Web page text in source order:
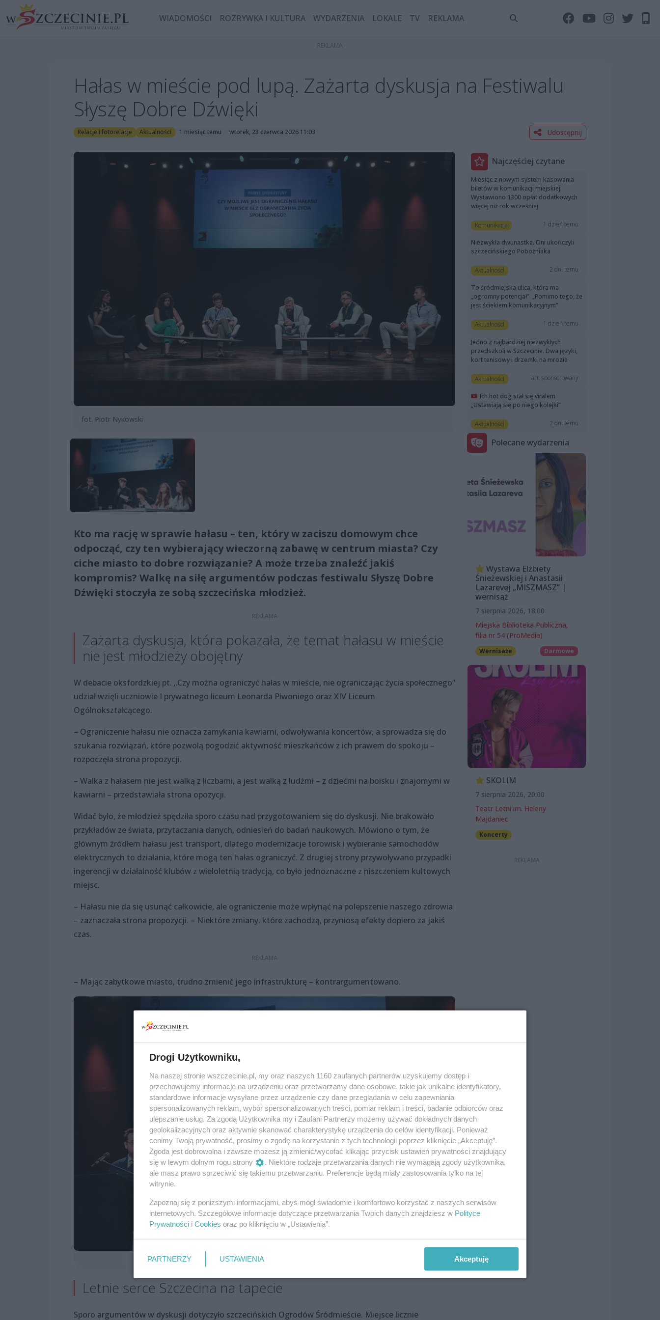
WIADOMOŚCI ROZRYWKA I KULTURA WYDARZENIA LOKALE TV REKLAMA
Hałas w mieście pod lupą. Zażarta dyskusja na Festiwalu
Słyszę Dobre Dźwięki
Relacje i fotorelacje Aktualności 1 miesiąc temu wtorek, 23 czerwca 2026 11:03 Udostępnij
fot. Piotr Nykowski
Kto ma rację w sprawie hałasu – ten, który w zaciszu domowym chce
odpocząć, czy ten wybierający wieczorną zabawę w centrum miasta? Czy
ciche miasto to dobre rozwiązanie? A może trzeba znaleźć jakiś
kompromis? Walkę na siłę argumentów podczas festiwalu Słyszę Dobre
Dźwięki stoczyła ze sobą szczecińska młodzież.
Zażarta dyskusja, która pokazała, że temat hałasu w mieście
nie jest młodzieży obojętny
W debacie oksfordzkiej pt. „Czy można ograniczyć hałas w mieście, nie ograniczając życia społecznego”
udział wzięli uczniowie I prywatnego liceum Leonarda Piwoniego oraz XIV Liceum
Ogólnokształcącego.
– Ograniczenie hałasu nie oznacza zamykania kawiarni, odwoływania koncertów, a sprowadza się do
szukania rozwiązań, które pozwolą pogodzić aktywność mieszkańców z ich prawem do spokoju –
rozpoczęła strona propozycji.
– Walka z hałasem nie jest walką z liczbami, a jest walką z ludźmi – z dziećmi na boisku i znajomymi w
kawiarni – przedstawiała strona opozycji.
Widać było, że młodzież spędziła sporo czasu nad przygotowaniem się do dyskusji. Nie brakowało
przykładów ze świata, przytaczania danych, odniesień do badań naukowych. Mówiono o tym, że
głównym źródłem hałasu jest transport, dlatego modernizacje torowisk i wybieranie samochodów
elektrycznych to działania, które mogą ten hałas ograniczyć. Z drugiej strony przywoływano przypadki
ingerencji w działalność klubów z wieloletnią tradycją, co było jednoznaczne z niszczeniem kultowych
miejsc.
– Hałasu nie da się usunąć całkowicie, ale ograniczenie może wpłynąć na polepszenie naszego zdrowia
– zaznaczała strona propozycji. – Niektóre zmiany, które zachodzą, przyniosą efekty dopiero za jakiś
czas.
– Mając zabytkowe miasto, trudno zmienić jego infrastrukturę – kontrargumentowano.
fot. Piotr Nykowski
Letnie serce Szczecina na tapecie
Sporo argumentów w dyskusji dotyczyło szczecińskich Ogrodów Śródmieście. Miejsce licznie
Najczęściej czytane
Miesiąc z nowym system kasowania
biletów w komunikacji miejskiej.
Wystawiono 1300 opłat dodatkowych
więcej niż rok wcześniej
Komunikacja 1 dzień temu
Niezwykła dwunastka. Oni ukończyli
szczecińskiego Pobożniaka
Aktualności 2 dni temu
To śródmiejska ulica, która ma
„ogromny potencjał”. „Pomimo tego, że
jest ściekiem komunikacyjnym”
Aktualności 1 dzień temu
Jedno z najbardziej niezwykłych
przedszkoli w Szczecinie. Dwa języki,
kort tenisowy i drzemki na mrozie
Aktualności art. sponsorowany
Ich hot dog stał się viralem.
„Ustawiają się po niego kolejki”
Aktualności 2 dni temu
Polecane wydarzenia
Wystawa Elżbiety
Śnieżewskiej i Anastasii
Lazarevej „MISZMASZ” |
wernisaż
7 sierpnia 2026, 18:00
Miejska Biblioteka Publiczna,
filia nr 54 (ProMedia)
Wernisaże Darmowe
SKOLIM
7 sierpnia 2026, 20:00
Teatr Letni im. Heleny
Majdaniec
Koncerty
Drogi Użytkowniku,
Na naszej stronie wszczecinie.pl, my oraz naszych 1160 zaufanych partnerów uzyskujemy dostęp i
przechowujemy informacje na urządzeniu oraz przetwarzamy dane osobowe, takie jak unikalne identyfikatory,
standardowe informacje wysyłane przez urządzenie czy dane przeglądania w celu zapewniania
spersonalizowanych reklam, wybór spersonalizowanych treści, pomiar reklam i treści, badanie odbiorców oraz
ulepszanie usług. Za zgodą Użytkownika my i Zaufani Partnerzy możemy używać dokładnych danych
geolokalizacyjnych oraz aktywnie skanować charakterystykę urządzenia do celów identyfikacji. Ponieważ
cenimy Twoją prywatność, prosimy o zgodę na korzystanie z tych technologii poprzez kliknięcie „Akceptuję”.
Zgoda jest dobrowolna i zawsze możesz ją zmienić/wycofać klikając przycisk ustawień prywatności znajdujący
się w lewym dolnym rogu strony
. Niektóre rodzaje przetwarzania danych nie wymagają zgody użytkownika,
ale masz prawo sprzeciwić się takiemu przetwarzaniu. Preferencje będą miały zastosowania tylko na tej
witrynie.
Zapoznaj się z poniższymi informacjami, abyś mógł świadomie i komfortowo korzystać z naszych serwisów
internetowych. Szczegółowe informacje dotyczące przetwarzania Twoich danych znajdziesz w Polityce
Prywatności i Cookies oraz po kliknięciu w „Ustawienia”.
PARTNERZY USTAWIENIA Akceptuję